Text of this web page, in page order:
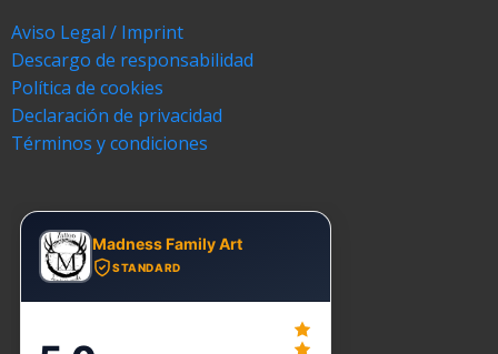
Aviso Legal / Imprint
Descargo de responsabilidad
Política de cookies
Declaración de privacidad
Términos y condiciones